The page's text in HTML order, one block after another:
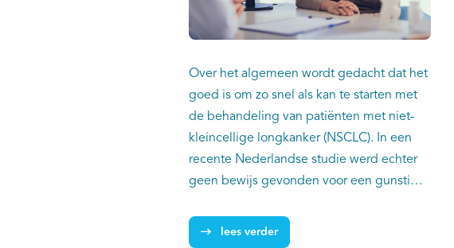
Over het algemeen wordt gedacht dat het
goed is om zo snel als kan te starten met
de behandeling van patiënten met niet-
kleincellige longkanker (NSCLC). In een
recente Nederlandse studie werd echter
geen bewijs gevonden voor een gunstig
longkanker stadium III en IV. Dat staat te
lees verder